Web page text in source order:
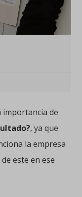
importancia de
, ya que
la empresa
este en ese